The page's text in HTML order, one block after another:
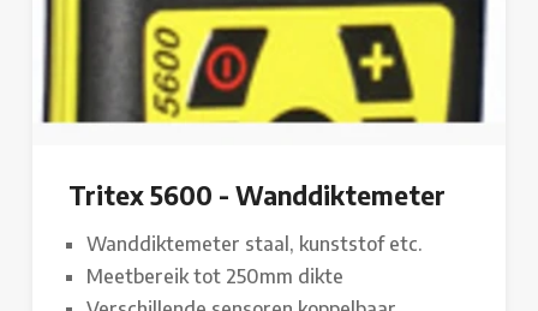
Tritex 5600 - Wanddiktemeter
Wanddiktemeter staal, kunststof etc.
Meetbereik tot 250mm dikte